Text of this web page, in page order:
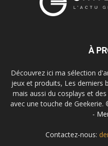
À
Découvrez ici ma sélection
jeux et produits, Les derniers
mais aussi du cosplays et
avec une touche de
-
Contactez-nous: